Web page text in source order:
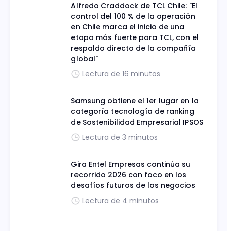
Alfredo Craddock de TCL Chile: "El
control del 100 % de la operación
en Chile marca el inicio de una
etapa más fuerte para TCL, con el
respaldo directo de la compañía
global"
Lectura de 16 minutos
Samsung obtiene el 1er lugar en la
categoría tecnología de ranking
de Sostenibilidad Empresarial IPSOS
Lectura de 3 minutos
Gira Entel Empresas continúa su
recorrido 2026 con foco en los
desafíos futuros de los negocios
Lectura de 4 minutos